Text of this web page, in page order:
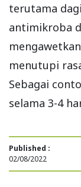
terutama
antimikroba
menutupi
Sebagai
selama 3-4
Published :
02/08/2022